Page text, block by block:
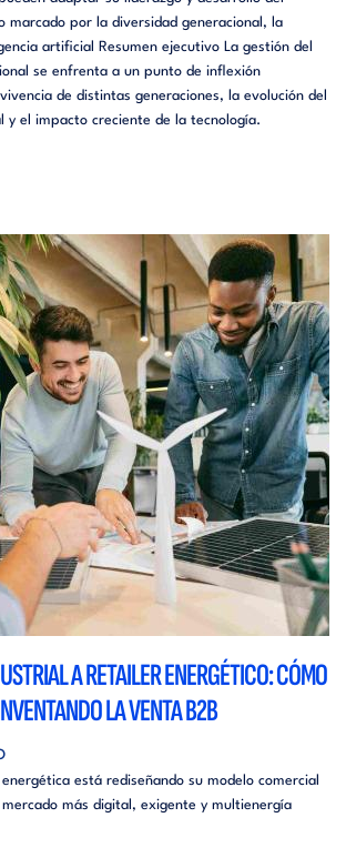
marcado por la diversidad generacional, la
artificial Resumen ejecutivo La gestión del
se enfrenta a un punto de inflexión
de distintas generaciones, la evolución del
y el impacto creciente de la tecnología.
A RETAILER ENERGÉTICO: CÓMO
LA VENTA B2B
está rediseñando su modelo comercial
más digital, exigente y multienergía